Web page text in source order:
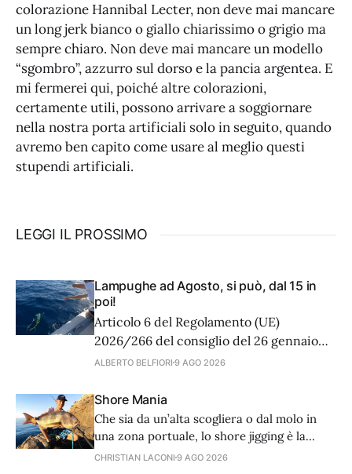
colorazione Hannibal Lecter, non deve mai mancare
un long jerk bianco o giallo chiarissimo o grigio ma
sempre chiaro. Non deve mai mancare un modello
“sgombro”, azzurro sul dorso e la pancia argentea. E
mi fermerei qui, poiché altre colorazioni,
certamente utili, possono arrivare a soggiornare
nella nostra porta artificiali solo in seguito, quando
avremo ben capito come usare al meglio questi
stupendi artificiali.
LEGGI IL PROSSIMO
Lampughe ad Agosto, si può, dal 15 in
poi!
Articolo 6 del Regolamento (UE)
2026/266 del consiglio del 26 gennaio
2026, che stabilisce, per il 2026, le
Mediterraneo e nel Mar Nero per alcuni
stock e gruppi di stock ittici, recita:
Lampuga 1.Il presente articolo si applica
a tutte le attività
ALBERTO BELFIORI 9 AGO 2026
Shore Mania
Che sia da un’alta scogliera o dal molo in
una zona portuale, lo shore jigging è la
tecnica di spinning più efficace per i grossi
CHRISTIAN LACONI 9 AGO 2026